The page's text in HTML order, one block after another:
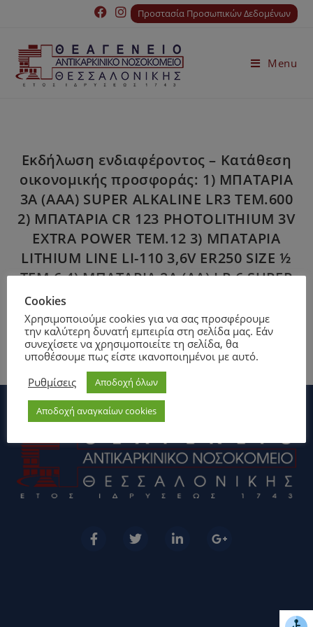
Προστασία Προσωπικών Δεδομένων
Menu
Εκδήλωση ενδιαφέροντος – Κατάθεση
οικονομικής προσφοράς: 1) ΜΠΑΤΑΡΙΑ
3A (AAA) SUPER ALKALINE LR3 ΤΕΜ.600
2) ΜΠΑΤΑΡΙΑ CR 123 PHOTOLITHIUM 3V
EXTRA POWER TEM.12 3) ΜΠΑΤΑΡΙΑ
LITHIUM LINE LI-110 3,6V ER250 SIZE ½
TEM.6 4) ΜΠΑΤΑΡΙΑ 2A (AA) LR 6 SUPER
Cookies
Χρησιμοποιούμε cookies για να σας προσφέρουμε
την καλύτερη δυνατή εμπειρία στη σελίδα μας. Εάν
συνεχίσετε να χρησιμοποιείτε τη σελίδα, θα
υποθέσουμε πως είστε ικανοποιημένοι με αυτό.
Ρυθμίσεις
Αποδοχή όλων
Αποδοχή αναγκαίων cookies